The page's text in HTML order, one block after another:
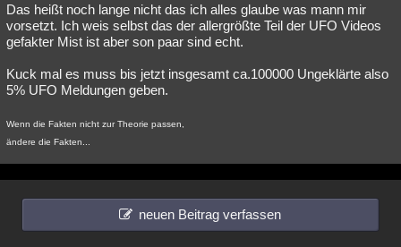
Das heißt noch lange nicht das ich alles glaube was mann mir
vorsetzt. Ich weis selbst das der allergrößte Teil der UFO Videos
gefakter Mist ist aber son paar sind echt.
Kuck mal es muss bis jetzt insgesamt ca.100000 Ungeklärte also
5% UFO Meldungen geben.
Wenn die Fakten nicht zur Theorie passen,
ändere die Fakten...
neuen Beitrag verfassen